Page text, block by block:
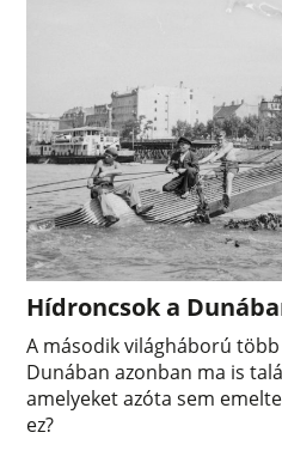
Hídroncsok a
A második világháború
Dunában azonban ma is
amelyeket azóta sem
ez?